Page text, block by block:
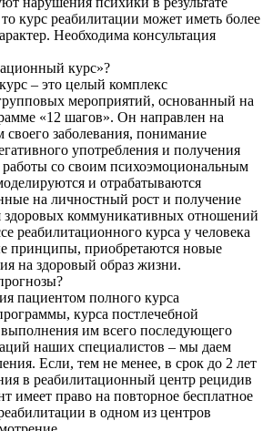
курс реабилитации может иметь более
Необходима консультация
курс»?
– это целый комплекс
мероприятий, основанный на
«12 шагов». Он направлен на
своего заболевания, понимание
употребления и получения
работы со своим психоэмоциональным
и отрабатываются
на личностный рост и получение
здоровых коммуникативных отношений
реабилитационного курса у человека
принципы, приобретаются новые
на здоровый образ жизни.
пациентом полного курса
курса постлечебной
им всего последующего
наших специалистов – мы даем
Если, тем не менее, в срок до 2 лет
в реабилитационный центр рецидив
имеет право на повторное бесплатное
в одном из центров